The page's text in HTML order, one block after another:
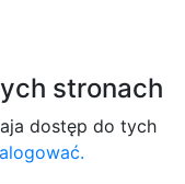
stronach
dostęp do tych